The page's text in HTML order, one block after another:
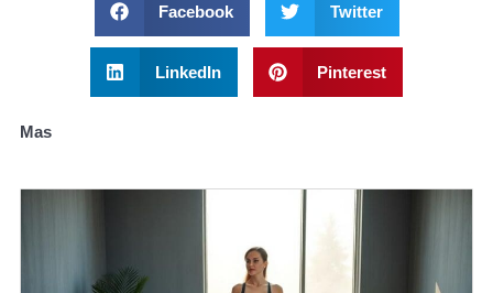
Facebook Twitter
LinkedIn Pinterest
Mas